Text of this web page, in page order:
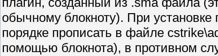
обычному блокноту). При
порядке прописать в файле
помощью блокнота), в противном